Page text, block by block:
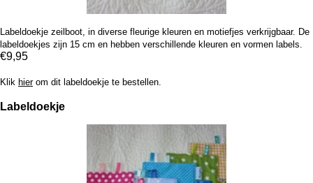
Labeldoekje zeilboot, in diverse fleurige kleuren en motiefjes verkrijgbaar. De
labeldoekjes zijn 15 cm en hebben verschillende kleuren en vormen labels.
€9,95
Klik hierom dit labeldoekje te bestellen.
Labeldoekje